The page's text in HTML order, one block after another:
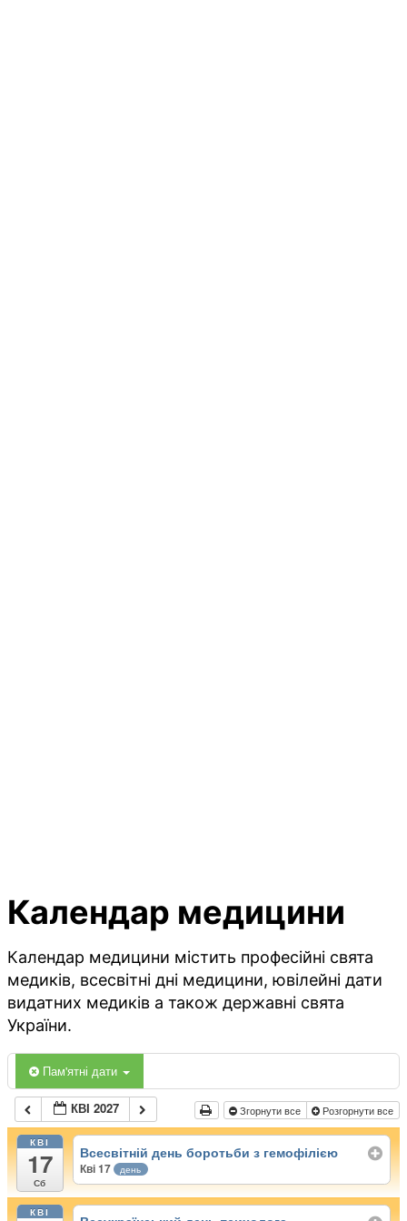
Календар медицини
Календар медицини містить професійні свята
медиків, всесвітні дні медицини, ювілейні дати
видатних медиків а також державні свята
України.
Пам'ятні дати
КВІ 2027 Згорнути все Розгорнути все
КВІ
17
Сб
Всесвітній день боротьби з гемофілією
Кві 17 день
КВІ